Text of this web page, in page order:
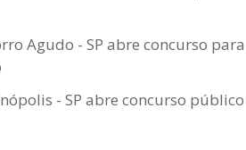
Agudo - SP abre concurso
- SP abre concurso